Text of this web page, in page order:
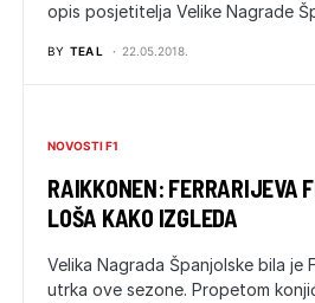
opis posjetitelja Velike Nagrade
BY TEA L 22.05.2018.
NOVOSTI F1
RAIKKONEN: FERRARIJEVA
LOŠA KAKO IZGLEDA
Velika Nagrada Španjolske bila je
utrka ove sezone. Propetom